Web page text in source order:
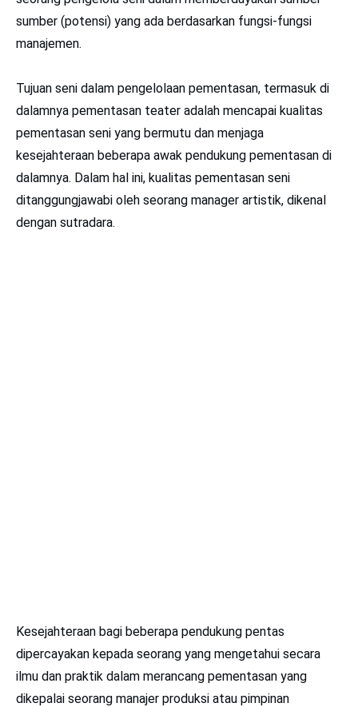
sumber (potensi) yang ada berdasarkan fungsi-fungsi
manajemen.
Tujuan seni dalam pengelolaan pementasan, termasuk di
dalamnya pementasan teater adalah mencapai kualitas
pementasan seni yang bermutu dan menjaga
kesejahteraan beberapa awak pendukung pementasan di
dalamnya. Dalam hal ini, kualitas pementasan seni
ditanggungjawabi oleh seorang manager artistik, dikenal
dengan sutradara.
Kesejahteraan bagi beberapa pendukung pentas
dipercayakan kepada seorang yang mengetahui secara
ilmu dan praktik dalam merancang pementasan yang
dikepalai seorang manajer produksi atau pimpinan